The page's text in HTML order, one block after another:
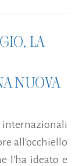
LA
NUOVA
internazionali
all'occhiello
l'ha ideato e